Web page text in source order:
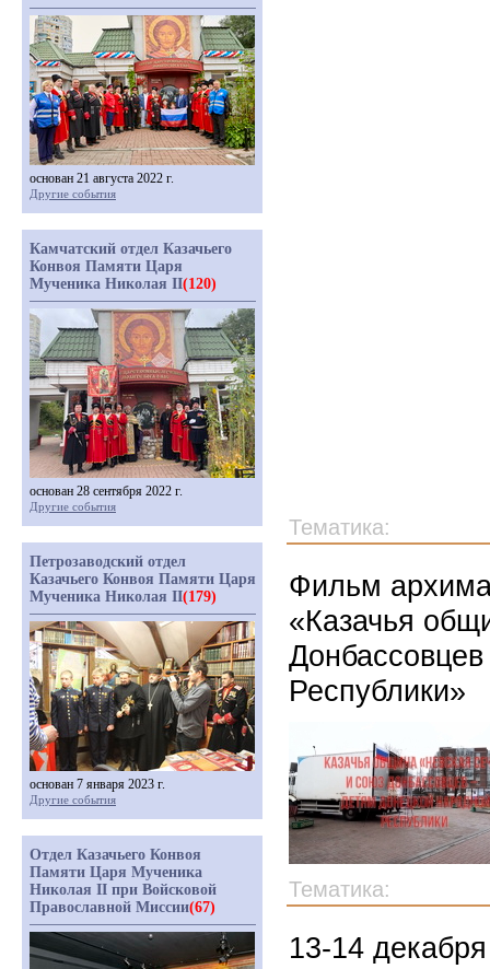
Тематика:
Фильм
«Казачья
Республики»
Тематика:
13-14
основан 21 августа 2022 г.
Другие события
Камчатский отдел Казачьего
Конвоя Памяти Царя
Мученика Николая II(120)
основан 28 сентября 2022 г.
Другие события
Петрозаводский отдел
Казачьего Конвоя Памяти Царя
Мученика Николая II(179)
основан 7 января 2023 г.
Другие события
Отдел Казачьего Конвоя
Памяти Царя Мученика
Николая II при Войсковой
Православной Миссии(67)